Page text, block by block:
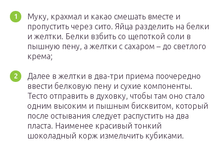
Муку, крахмал и какао смешать вместе и
пропустить через сито. Яйца разделить на белки
и желтки. Белки взбить со щепоткой соли в
пышную пену, а желтки с сахаром – до светлого
крема;
Далее в желтки в два-три приема поочередно
ввести белковую пену и сухие компоненты.
Тесто отправить в духовку, чтобы там оно стало
одним высоким и пышным бисквитом, который
после остывания следует распустить на два
пласта. Наименее красивый тонкий
шоколадный корж измельчить кубиками.